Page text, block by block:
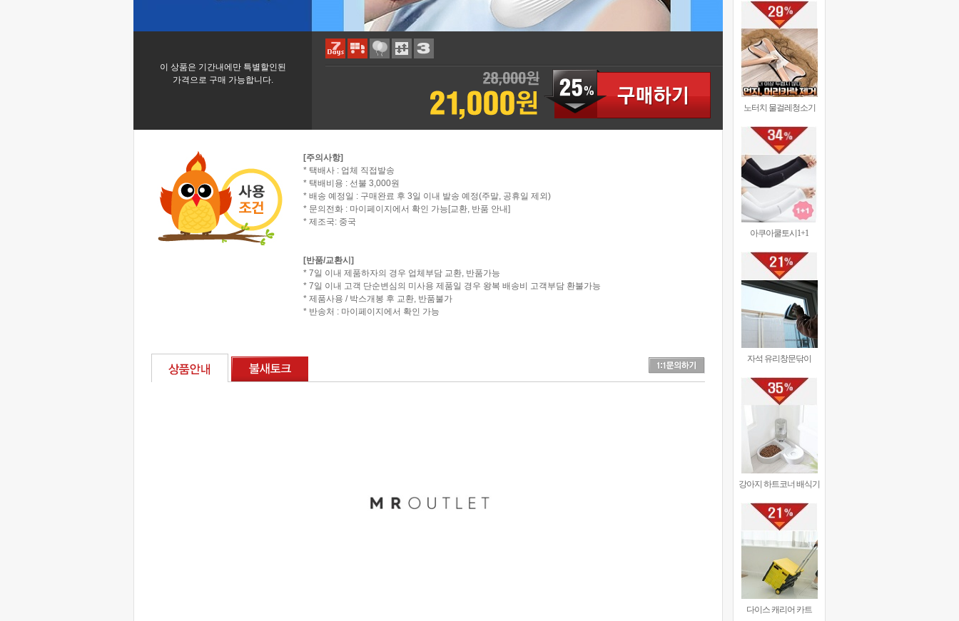
이 상품은 기간내에만 특별할인된
가격으로 구매 가능합니다.
[주의사항]
* 택배사 : 업체 직접발송
* 택배비용 : 선불 3,000원
* 배송 예정일 : 구매완료 후 3일 이내 발송 예정(주말, 공휴일 제외)
* 문의전화 : 마이페이지에서 확인 가능[교환, 반품 안내]
* 제조국: 중국
[반품/교환시]
* 7일 이내 제품하자의 경우 업체부담 교환, 반품가능
* 7일 이내 고객 단순변심의 미사용 제품일 경우 왕복 배송비 고객부담 환불가능
* 제품사용 / 박스개봉 후 교환, 반품불가
* 반송처 : 마이페이지에서 확인 가능
노터치 물걸레청소기
아쿠아쿨토시1+1
자석 유리창문닦이
강아지 하트코너 배식기
다이스 캐리어 카트